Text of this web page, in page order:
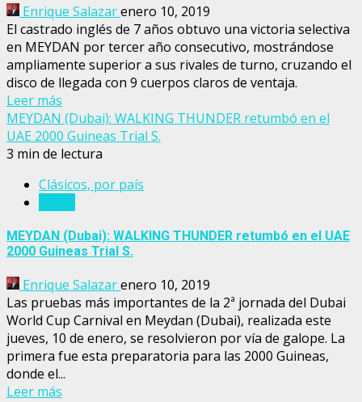
Enrique Salazarenero 10, 2019
El castrado inglés de 7 años obtuvo una victoria selectiva
en MEYDAN por tercer año consecutivo, mostrándose
ampliamente superior a sus rivales de turno, cruzando el
disco de llegada con 9 cuerpos claros de ventaja.
Leer más
MEYDAN (Dubai): WALKING THUNDER retumbó en el
UAE 2000 Guineas Trial S.
3 min de lectura
Clásicos, por país
MEYDAN (Dubai): WALKING THUNDER retumbó en el UAE
2000 Guineas Trial S.
Enrique Salazarenero 10, 2019
Las pruebas más importantes de la 2ª jornada del Dubai
World Cup Carnival en Meydan (Dubai), realizada este
jueves, 10 de enero, se resolvieron por vía de galope. La
primera fue esta preparatoria para las 2000 Guineas,
donde el...
Leer más